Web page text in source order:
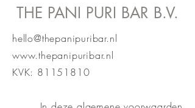
THE PANI PURI BAR B.V.
hello@thepanipuribar.nl
www.thepanipuribar.nl
KVK: 81151810